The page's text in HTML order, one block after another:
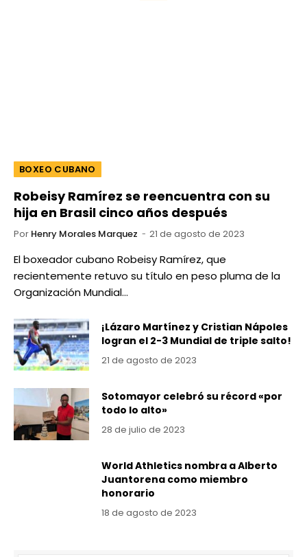
BOXEO CUBANO
Robeisy Ramírez se reencuentra con su
hija en Brasil cinco años después
Por Henry Morales Marquez 21 de agosto de 2023
El boxeador cubano Robeisy Ramírez, que
recientemente retuvo su título en peso pluma de la
Organización Mundial…
¡Lázaro Martínez y Cristian Nápoles
logran el 2-3 Mundial de triple salto!
21 de agosto de 2023
Sotomayor celebró su récord «por
todo lo alto»
28 de julio de 2023
World Athletics nombra a Alberto
Juantorena como miembro
honorario
18 de agosto de 2023